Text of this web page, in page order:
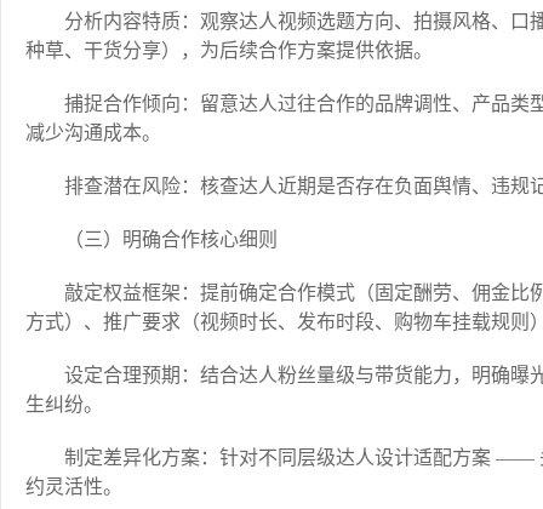
分析内容特质：观察达人视频选题方向、拍摄风格、
种草、干货分享），为后续合作方案提供依据。​
捕捉合作倾向：留意达人过往合作的品牌调性、产品
减少沟通成本。​
排查潜在风险：核查达人近期是否存在负面舆情、违
（三）明确合作核心细则​
敲定权益框架：提前确定合作模式（固定酬劳、佣金比
方式）、推广要求（视频时长、发布时段、购物车挂载规则
设定合理预期：结合达人粉丝量级与带货能力，明确
生纠纷。​
制定差异化方案：针对不同层级达人设计适配方案 ——
约灵活性。​